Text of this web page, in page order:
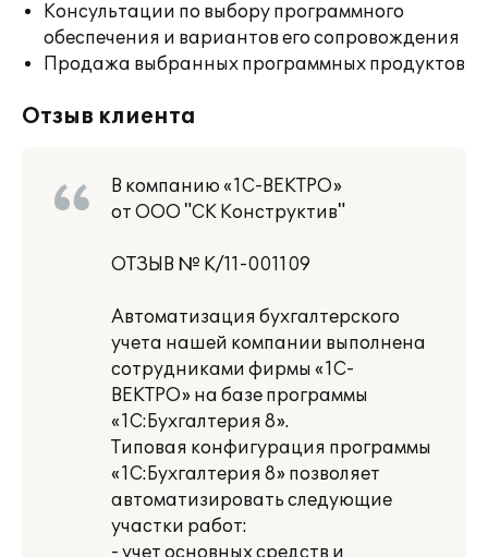
Консультации по выбору программного
обеспечения и вариантов его сопровождения
Продажа выбранных программных продуктов
Отзыв клиента
В компанию «1С-ВЕКТРО»
от ООО "СК Конструктив"
ОТЗЫВ № К/11-001109
Автоматизация бухгалтерского
учета нашей компании выполнена
сотрудниками фирмы «1С-
ВЕКТРО» на базе программы
«1С:Бухгалтерия 8».
Типовая конфигурация программы
«1С:Бухгалтерия 8» позволяет
автоматизировать следующие
участки работ:
- учет основных средств и